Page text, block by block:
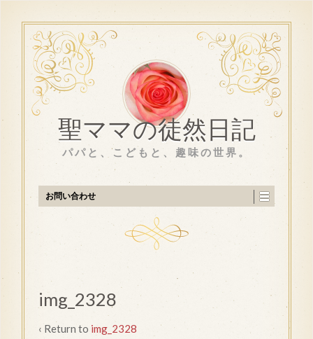
聖ママの徒然日記
パパと、こどもと、趣味の世界。
お問い合わせ
img_2328
‹ Return to img_2328